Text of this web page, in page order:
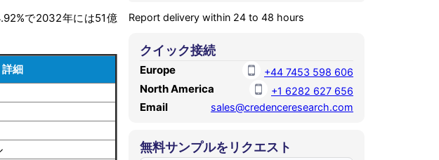
で2032年には51億
詳細
Report delivery within 24 to 48 hours
クイック接続
Europe +44 7453 598 606
North America +1 6282 627 656
Email sales@credenceresearch.com
無料サンプルをリクエスト